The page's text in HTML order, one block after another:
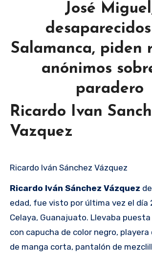
José
Salamanca, piden
anónimos
paradero
Ricardo Ivan
Vazquez
Ricardo Iván Sánchez Vázquez
Ricardo Iván Sánchez Vázquez
edad, fue visto por última vez el día
Celaya, Guanajuato. Llevaba
con capucha de color negro, playera
de manga corta, pantalón de